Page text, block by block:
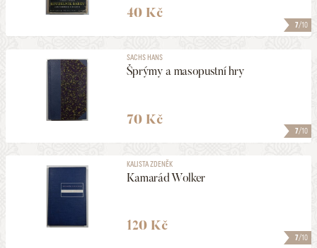
7/10
40 Kč
7/10
SACHS HANS
Šprýmy a masopustní hry
70 Kč
7/10
KALISTA ZDENĚK
Kamarád Wolker
120 Kč